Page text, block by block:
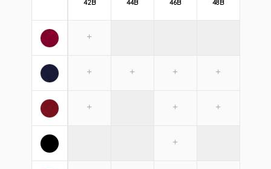
42B 44B 46B 48B